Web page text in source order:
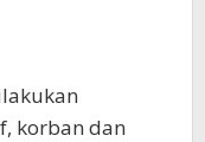
korban dan